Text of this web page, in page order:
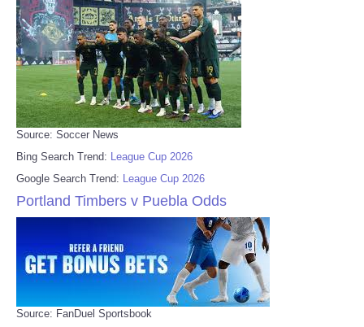
Source: Soccer News
Bing Search Trend: League Cup 2026
Google Search Trend: League Cup 2026
Portland Timbers v Puebla Odds
Source: FanDuel Sportsbook